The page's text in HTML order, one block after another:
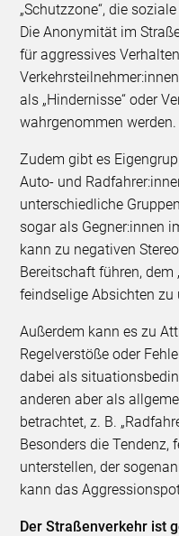
„Schutzzone“, die
Die Anonymität im
für aggressives
als „Hindernisse“ oder
wahrgenommen werden.
Zudem gibt es
Auto- und
unterschiedliche
sogar als Gegner:innen
kann zu negativen
Bereitschaft führen, dem
feindselige Absichten zu
Außerdem kann es zu
Regelverstöße oder
dabei als
anderen aber als
betrachtet, z. B.
Besonders die Tendenz,
unterstellen, der
kann das
Der Straßenverkehr ist